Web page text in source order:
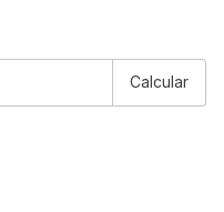
Calcular